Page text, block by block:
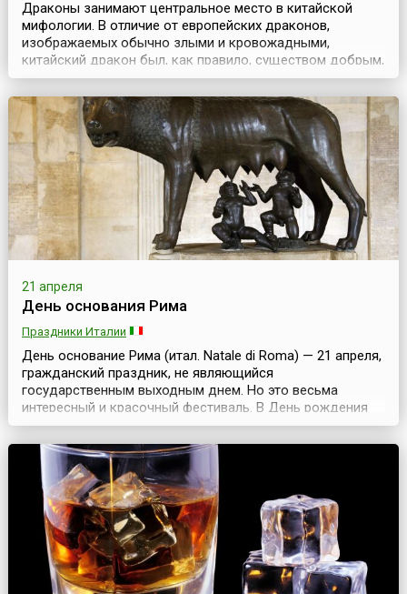
Драконы занимают центральное место в китайской
мифологии. В отличие от европейских драконов,
изображаемых обычно злыми и кровожадными,
китайский дракон был, как правило, существом добрым,
благодатным, милостивым к людям. За это китайцы
своих драконов любили и воздавали им высокие
почести. В честь этого главного мифологического
существа в китайском городе Вэйфань проходит
Международный фест...
21 апреля
День основания Рима
Праздники Италии
День основание Рима (итал. Natale di Roma) — 21 апреля,
гражданский праздник, не являющийся
государственным выходным днем. Но это весьма
интересный и красочный фестиваль. В День рождения
Рима совершается символическое открытие ворот
города, чтобы в них смогли войти как жители Рима, так и
многочисленные туристы. Празднование продолжается,
как правило, несколько дней и может начинаться до
самой даты...